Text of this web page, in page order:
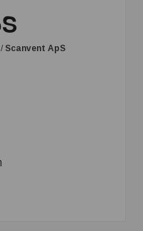
/ Scanvent ApS